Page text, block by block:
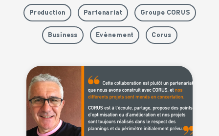
Production Partenariat Groupe CORUS
Business Evènement Corus